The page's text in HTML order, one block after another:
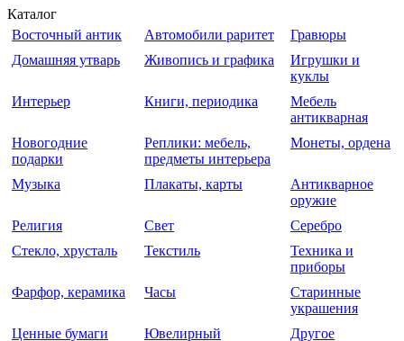
Каталог
Восточный антик
Автомобили раритет
Гравюры
Домашняя утварь
Живопись и графика
Игрушки и
куклы
Интерьер
Книги, периодика
Мебель
антикварная
Новогодние
подарки
Реплики: мебель,
предметы интерьера
Монеты, ордена
Музыка Плакаты, карты
Антикварное
оружие
Религия
Свет
Серебро
Стекло, хрусталь
Текстиль
Техника и
приборы
Фарфор, керамика
Часы
Старинные
украшения
Ценные бумаги
Ювелирный
Другое